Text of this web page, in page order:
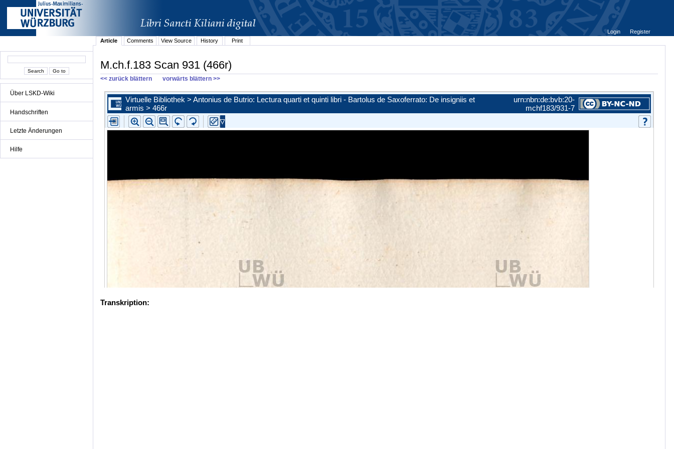
Über LSKD-Wiki
Handschriften
Letzte Änderungen
Hilfe
Login
Register
Article
Comments View Source History Print
M.ch.f.183 Scan 931 (466r)
<< zurück blättern vorwärts blättern >>
Transkription: